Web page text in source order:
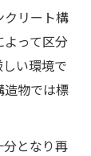
クリート構
って区分
い環境で
造物では標
となり再